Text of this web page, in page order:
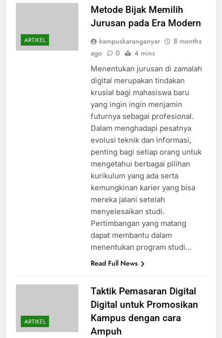
ARTIKEL
Metode Bijak Memilih
Jurusan pada Era Modern
kampuskaranganyar
8 months
ago
0 4 mins
Menentukan jurusan di zamalah
digital merupakan tindakan
krusial bagi mahasiswa baru
yang ingin ingin menjamin
futurnya sebagai profesional.
Dalam menghadapi pesatnya
evolusi teknik dan informasi,
penting bagi setiap orang untuk
mengetahui berbagai pilihan
kurikulum yang ada serta
kemungkinan karier yang bisa
mereka jalani setelah
menyelesaikan studi.
Pertimbangan yang matang
dapat membantu dalam
menentukan program studi…
Read Full News
ARTIKEL
Taktik Pemasaran Digital
Digital untuk Promosikan
Kampus dengan cara
Ampuh